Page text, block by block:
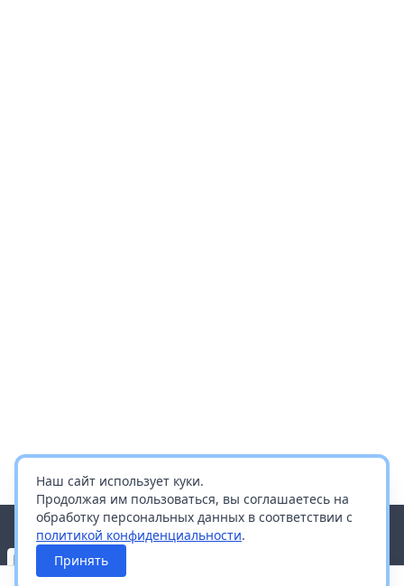
Наш сайт использует куки.
Продолжая им пользоваться, вы соглашаетесь на
обработку персональных данных в соответствии с
политикой конфиденциальности.
Принять